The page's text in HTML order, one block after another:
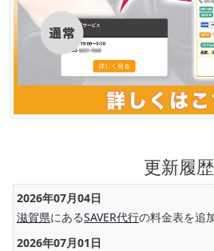
更新履歴
2026年07月04日
滋賀県にあるSAVER代行の料金表を追
2026年07月01日